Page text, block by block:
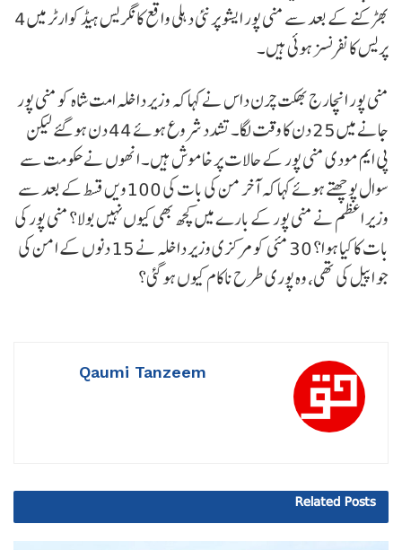
بھڑکنے کے بعد سے منی پور ایشو پر نئی دہلی واقع کانگریس ہیڈکوارٹر میں 4
پریس کانفرنسز ہوئی ہیں۔
منی پور انچارج بھکت چرن داس نے کہا کہ وزیر داخلہ امت شاہ کو منی پور
جانے میں 25 دن کا وقت لگا۔ تشدد شروع ہوئے 44 دن ہو گئے لیکن
پی ایم مودی منی پور کے حالات پر خاموش ہیں۔ انھوں نے حکومت سے
سوال پوچھتے ہوئے کہا کہ آخر من کی بات کی 100ویں قسط کے بعد سے
وزیر اعظم نے منی پور کے بارے میں کچھ بھی کیوں نہیں بولا؟ منی پور کی
بات کا کیا ہوا؟ 30 مئی کو مرکزی وزیر داخلہ نے 15 دنوں کے امن کی
جو اپیل کی تھی، وہ پوری طرح ناکام کیوں ہو گئی؟
Qaumi Tanzeem
Related Posts